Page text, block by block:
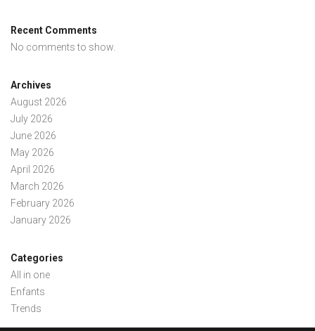
Recent Comments
No comments to show.
Archives
August 2026
July 2026
June 2026
May 2026
April 2026
March 2026
February 2026
January 2026
Categories
All in one
Enfants
Trends